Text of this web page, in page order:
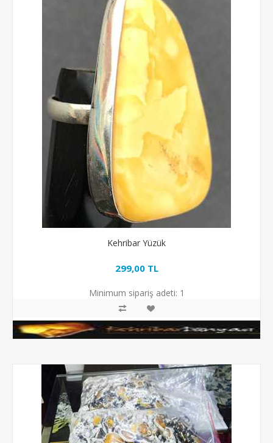
Kehribar Yüzük
299,00 TL
Minimum sipariş adeti: 1